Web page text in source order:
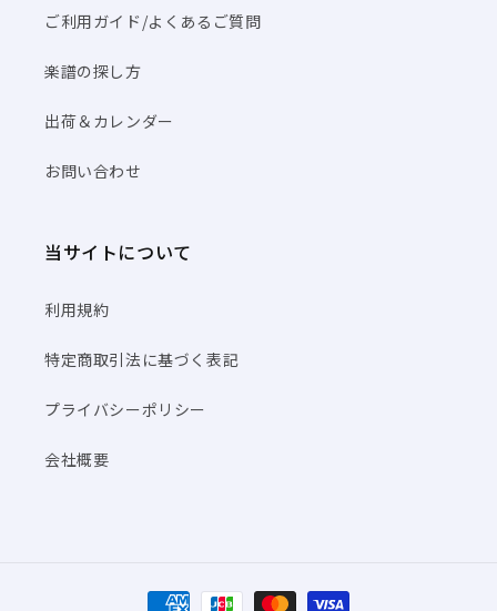
ご利用ガイド/よくあるご質問
楽譜の探し方
出荷＆カレンダー
お問い合わせ
当サイトについて
利用規約
特定商取引法に基づく表記
プライバシーポリシー
会社概要
決